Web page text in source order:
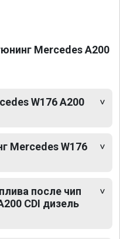
Mercedes A200
W176 A200
Mercedes W176
после чип
CDI дизель